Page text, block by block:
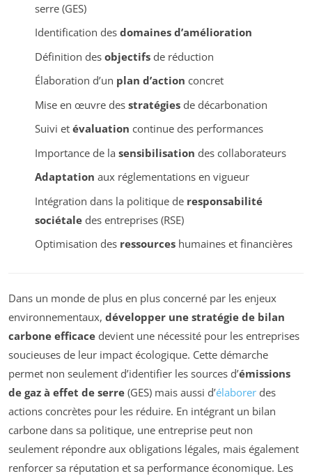
serre (GES)
Identification des domaines d’amélioration
Définition des objectifsde réduction
Élaboration d’un plan d’action concret
Mise en œuvre des stratégiesde décarbonation
Suivi et évaluation continue des performances
Importance de la sensibilisation des collaborateurs
Adaptation aux réglementations en vigueur
Intégration dans la politique de responsabilité
sociétaledes entreprises (RSE)
Optimisation des ressourceshumaines et financières
Dans un monde de plus en plus concerné par les enjeux
environnementaux, développer une stratégie de bilan
carbone efficace devient une nécessité pour les entreprises
soucieuses de leur impact écologique. Cette démarche
permet non seulement d’identifier les sources d’émissions
de gaz à effet de serre (GES) mais aussi d’élaborer des
actions concrètes pour les réduire. En intégrant un bilan
carbone dans sa politique, une entreprise peut non
seulement répondre aux obligations légales, mais également
renforcer sa réputation et sa performance économique. Les